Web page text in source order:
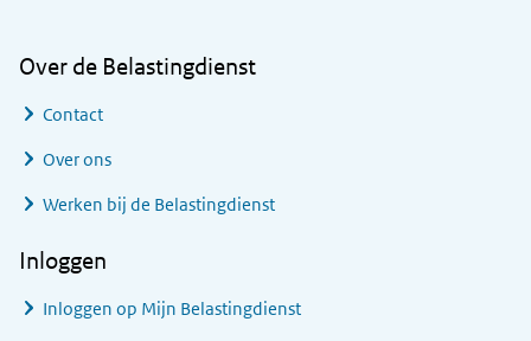
Over de Belastingdienst
Contact
Over ons
Werken bij de Belastingdienst
Inloggen
Inloggen op Mijn Belastingdienst